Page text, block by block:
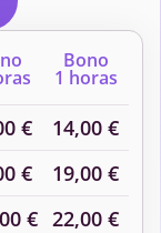
Bono
1 horas
€
14,00 €
€
19,00 €
€ 22,00 €